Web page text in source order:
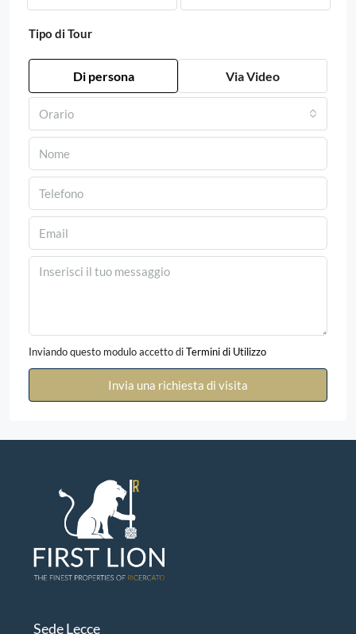
Tipo di Tour
Di persona Via Video
Orario
Inviando questo modulo accetto diTermini di Utilizzo
Invia una richiesta di visita
Sede Lecce